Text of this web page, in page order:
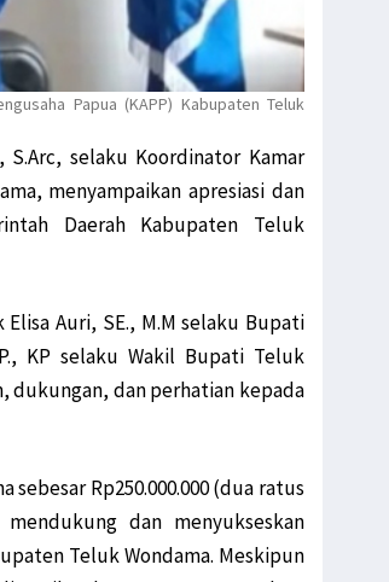
Papua (KAPP) Kabupaten Teluk
S.Arc, selaku Koordinator Kamar
menyampaikan apresiasi dan
Daerah Kabupaten Teluk
Auri, SE., M.M selaku Bupati
KP selaku Wakil Bupati Teluk
dukungan, dan perhatian kepada
Rp250.000.000 (dua ratus
dan menyukseskan
Teluk Wondama. Meskipun